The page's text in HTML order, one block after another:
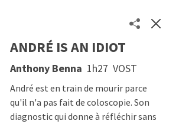
ANDRÉ IS AN IDIOT
Anthony Benna 1h27 VOST
André est en train de mourir parce
qu'il n'a pas fait de coloscopie. Son
diagnostic qui donne à réfléchir sans
cinémas toulousains en un clic